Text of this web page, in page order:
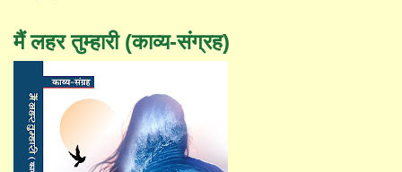
मैं लहर तुम्हारी (काव्य-संग्रह)